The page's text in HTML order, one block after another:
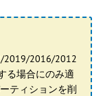
2019/2016/2012
る場合にのみ適
ティションを削